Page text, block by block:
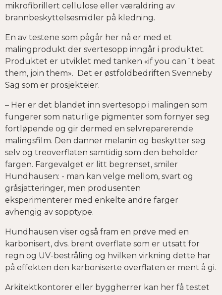
mikrofibrillert cellulose eller væraldring av
brannbeskyttelsesmidler på kledning.
En av testene som pågår her nå er med et
malingprodukt der svertesopp inngår i produktet.
Produktet er utviklet med tanken «if you can´t beat
them, join them». Det er østfoldbedriften Svenneby
Sag som er prosjekteier.
– Her er det blandet inn svertesopp i malingen som
fungerer som naturlige pigmenter som fornyer seg
fortløpende og gir dermed en selvreparerende
malingsfilm. Den danner melanin og beskytter seg
selv og treoverflaten samtidig som den beholder
fargen. Fargevalget er litt begrenset, smiler
Hundhausen: - man kan velge mellom, svart og
gråsjatteringer, men produsenten
eksperimenterer med enkelte andre farger
avhengig av sopptype.
Hundhausen viser også fram en prøve med en
karbonisert, dvs. brent overflate som er utsatt for
regn og UV-bestråling og hvilken virkning dette har
på effekten den karboniserte overflaten er ment å gi.
Arkitektkontorer eller byggherrer kan her få testet